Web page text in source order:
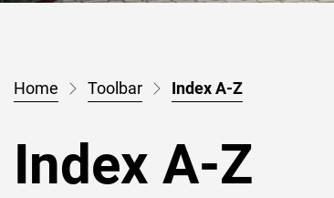
Toolbar Index A-Z(sélectionné)
Index A-Z